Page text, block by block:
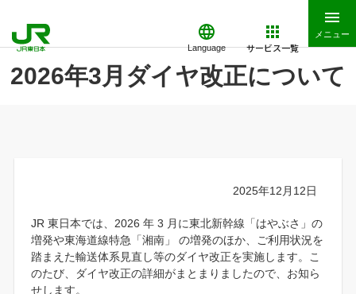
Language サービス一覧
メニュー
2026年3月ダイヤ改正について
2025年12月12日
JR 東日本では、2026 年 3 月に東北新幹線「はやぶさ」の
増発や東海道線特急「湘南」 の増発のほか、ご利用状況を
踏まえた輸送体系見直し等のダイヤ改正を実施します。こ
のたび、ダイヤ改正の詳細がまとまりましたので、お知ら
せします。